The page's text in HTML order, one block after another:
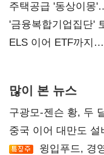
진실 밝혀야"
주택공급 '동상이몽
'금융복합기업집단'
ELS 이어 ETF까지
많이 본 뉴스
구광모-젠슨 황, 두
중국 이어 대만도 설
윙입푸드, 경